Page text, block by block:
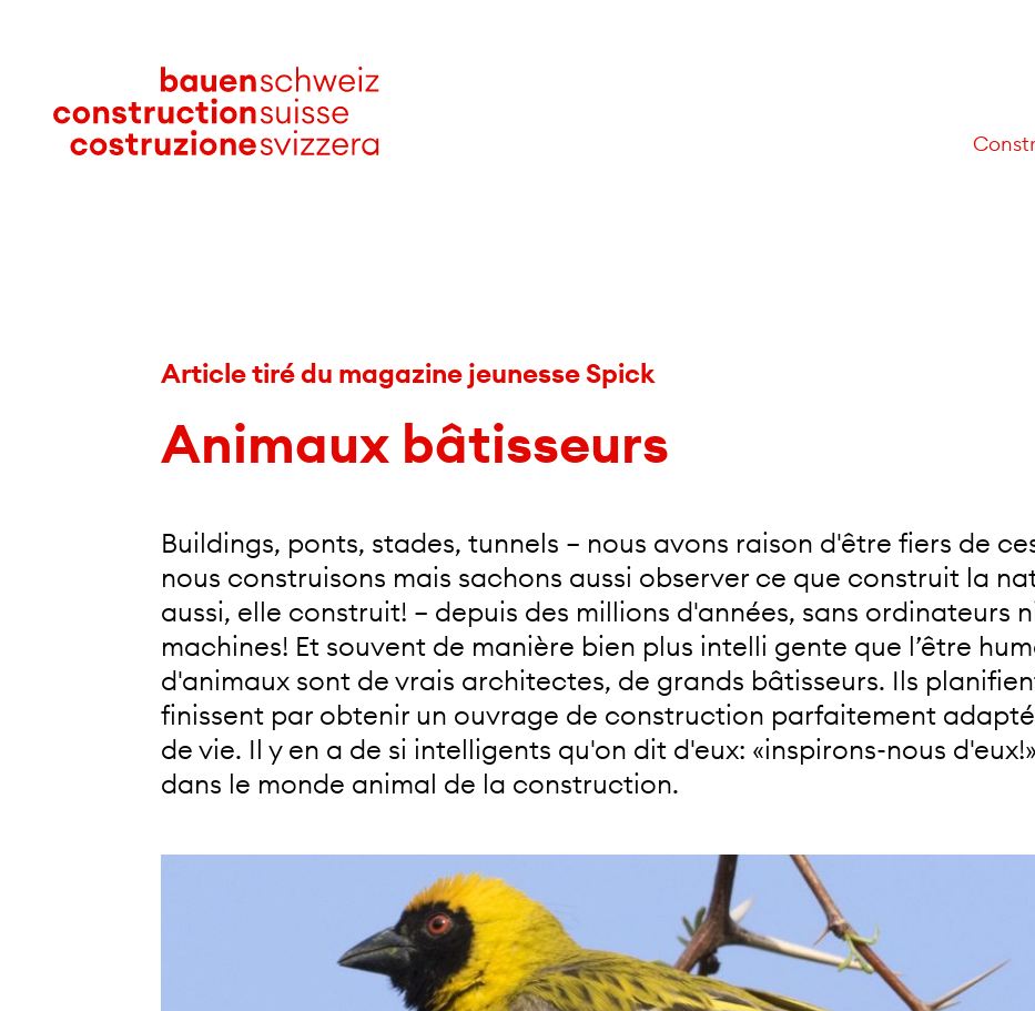
Article tiré du magazine jeunesse Spick
Animaux bâtisseurs
Buildings, ponts, stades, tunnels – nous avons raison d'être fiers de
nous construisons mais sachons aussi observer ce que construit la
aussi, elle construit! – depuis des millions d'années, sans ordinateurs
machines! Et souvent de manière bien plus intelli gente que l’être
d'animaux sont de vrais architectes, de grands bâtisseurs. Ils
finissent par obtenir un ouvrage de construction parfaitement
de vie. Il y en a de si intelligents qu'on dit d'eux: «inspirons-nous
dans le monde animal de la construction.